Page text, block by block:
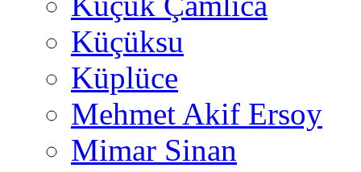
Küçüksu
Küplüce
Mehmet Akif Ersoy
Mimar Sinan